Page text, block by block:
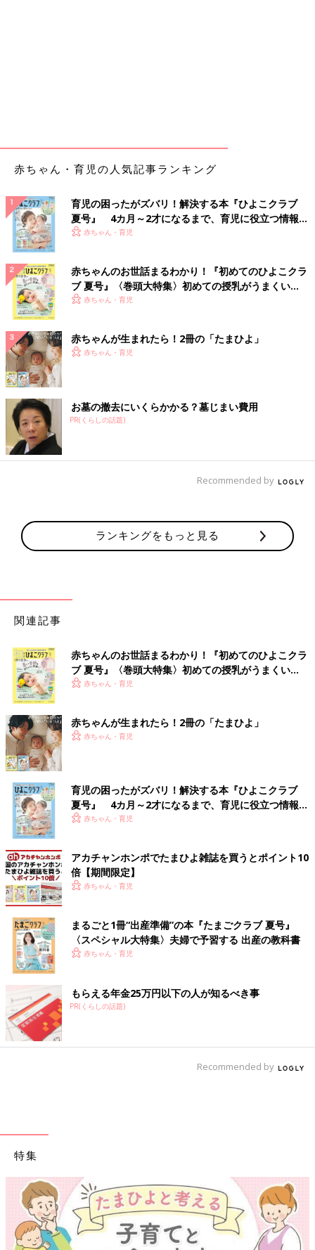
赤ちゃん・育児の人気記事ランキング
育児の困ったがズバリ！解決する本『ひよこクラブ
夏号』 4カ月～2才になるまで、育児に役立つ情報が
いっぱい！
赤ちゃん・育児
赤ちゃんのお世話まるわかり！『初めてのひよこクラ
ブ 夏号』〈巻頭大特集〉初めての授乳がうまくい
く！ おっぱい・ミルクの基本と夏のトラブル 解決テ
赤ちゃん・育児
赤ちゃんが生まれたら！2冊の「たまひよ」
赤ちゃん・育児
お墓の撤去にいくらかかる？墓じまい費用
PR(くらしの話題)
Recommended by
ランキングをもっと見る
関連記事
赤ちゃんのお世話まるわかり！『初めてのひよこクラ
ブ 夏号』〈巻頭大特集〉初めての授乳がうまくい
く！ おっぱい・ミルクの基本と夏のトラブル 解決テ
赤ちゃん・育児
赤ちゃんが生まれたら！2冊の「たまひよ」
赤ちゃん・育児
育児の困ったがズバリ！解決する本『ひよこクラブ
夏号』 4カ月～2才になるまで、育児に役立つ情報が
いっぱい！
赤ちゃん・育児
アカチャンホンポでたまひよ雑誌を買うとポイント10
倍【期間限定】
赤ちゃん・育児
まるごと1冊“出産準備”の本『たまごクラブ 夏号』
〈スペシャル大特集〉夫婦で予習する 出産の教科書
赤ちゃん・育児
もらえる年金25万円以下の人が知るべき事
PR(くらしの話題)
Recommended by
特集
【ワクチン接種できるものも】妊婦の感染症対策、知っておいて！